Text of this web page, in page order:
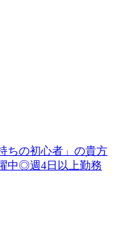
ちの初心者」の貴方
中◎週4日以上勤務